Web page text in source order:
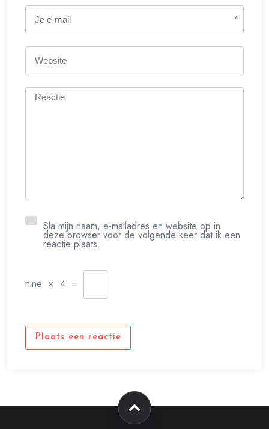
*
Sla mijn naam, e-mailadres en website op in
deze browser voor de volgende keer dat ik een
reactie plaats.
nine × 4 =
Plaats een reactie